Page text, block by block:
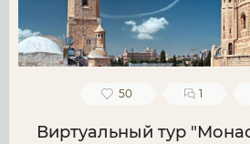
50 1
Виртуальный тур